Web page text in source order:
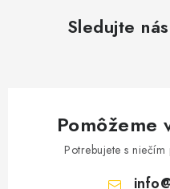
Sledujte
Pomôžeme
Potrebujete s
info